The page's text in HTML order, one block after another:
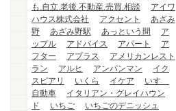
も.自立.老後.不動産.売買.相談
アイワ
ハウス株式会社
アクセント
あざみ
野
あざみ野駅 あっという間
ア
ップル
アドバイス アパート
ア
フター
アプラス
アメリカンレスト
ラン
アルヒ アンパンマン
イク
スピアリ
いくら イケア
いすゞ
自動車
イタリアン・グレイハウン
ド
いちご
いちごのデニッシュ